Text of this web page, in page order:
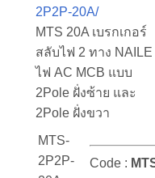
2P2P-20A/
MTS 20A เบรกเกอร์
สลับไฟ 2 ทาง NAILE
ไฟ AC MCB แบบ
2Pole ฝั่งซ้าย และ
2Pole ฝั่งขวา
MTS-
2P2P-
Code :